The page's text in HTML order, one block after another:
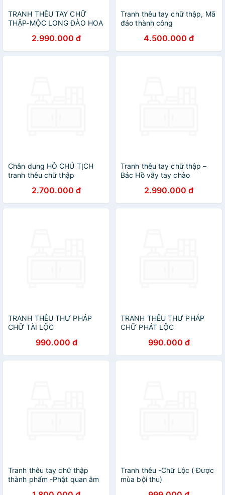
TRANH THÊU TAY CHỮ
THẬP-MỘC LONG ĐÀO HOA
2.990.000 đ
Tranh thêu tay chữ thập, Mã
đáo thành công
4.500.000 đ
Chân dung HỒ CHỦ TỊCH
tranh thêu chữ thập
2.700.000 đ
Tranh thêu tay chữ thập –
Bác Hồ vẫy tay chào
2.990.000 đ
TRANH THÊU THƯ PHÁP
CHỮ TÀI LỘC
990.000 đ
TRANH THÊU THƯ PHÁP
CHỮ PHÁT LỘC
990.000 đ
Tranh thêu tay chữ thập
thành phẩm -Phật quan âm
Tranh thêu -Chữ Lộc ( Được
mùa bội thu)